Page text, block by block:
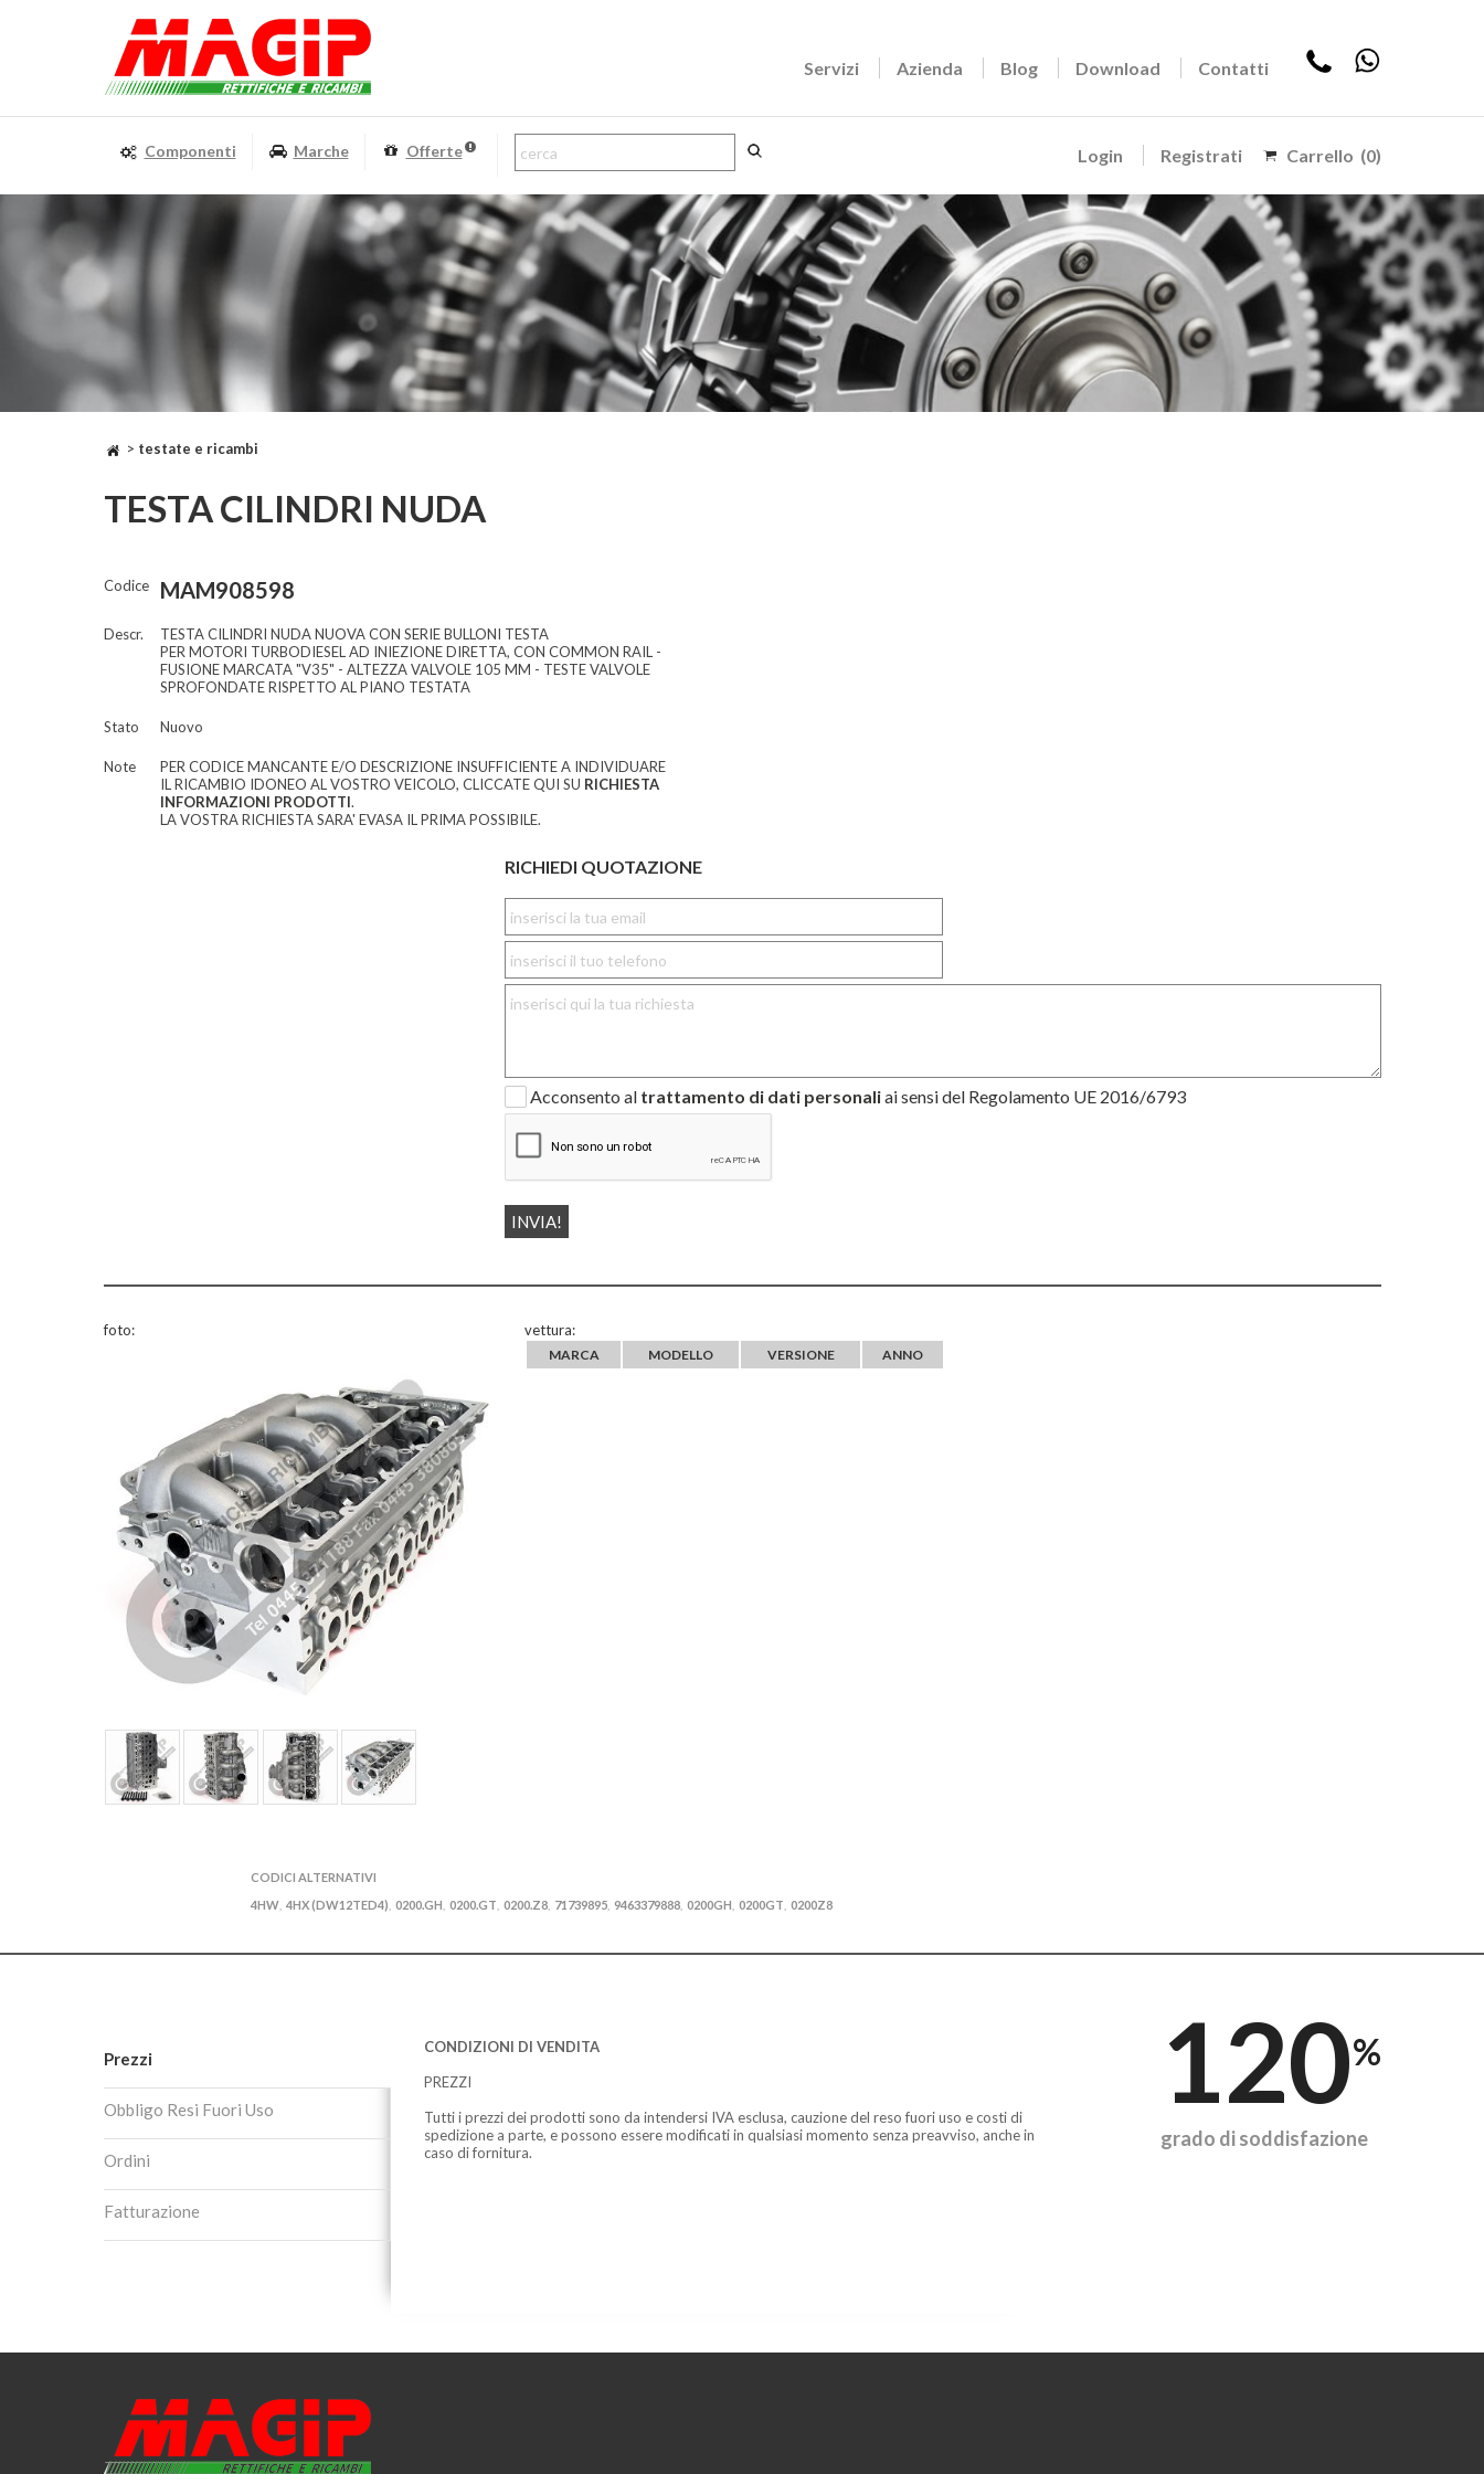
Servizi Azienda Blog Download Contatti
Login Registrati Carrello (0)
Componenti Marche Offerte
> testate e ricambi
TESTA CILINDRI NUDA
Codice MAM908598
Descr.
TESTA CILINDRI NUDA NUOVA CON SERIE BULLONI TESTA
PER MOTORI TURBODIESEL AD INIEZIONE DIRETTA, CON COMMON RAIL -
FUSIONE MARCATA "V35" - ALTEZZA VALVOLE 105 MM - TESTE VALVOLE
SPROFONDATE RISPETTO AL PIANO TESTATA
Stato Nuovo
Note
PER CODICE MANCANTE E/O DESCRIZIONE INSUFFICIENTE A INDIVIDUARE
IL RICAMBIO IDONEO AL VOSTRO VEICOLO, CLICCATE QUI SU RICHIESTA
INFORMAZIONI PRODOTTI.
LA VOSTRA RICHIESTA SARA' EVASA IL PRIMA POSSIBILE.
RICHIEDI QUOTAZIONE
Acconsento al trattamento di dati personaliai sensi del Regolamento UE 2016/6793
foto: vettura:
MARCA MODELLO VERSIONE ANNO
CODICI ALTERNATIVI
4HW 4HX (DW12TED4) 0200.GH 0200.GT 0200.Z8 71739895 9463379888 0200GH 0200GT 0200Z8
Prezzi
Obbligo Resi Fuori Uso
Ordini
Fatturazione
CONDIZIONI DI VENDITA
PREZZI
Tutti i prezzi dei prodotti sono da intendersi IVA esclusa, cauzione del reso fuori uso e costi di
spedizione a parte, e possono essere modificati in qualsiasi momento senza preavviso, anche in
caso di fornitura.
120%
grado di soddisfazione